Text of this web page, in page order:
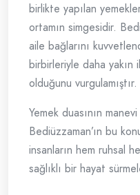
birlikte yapılan
ortamın simgesidir.
aile bağlarını
birbirleriyle daha yakın
olduğunu vurgulamıştır.
Yemek duasının
Bediüzzaman’ın bu
insanların hem ruhsal
sağlıklı bir hayat